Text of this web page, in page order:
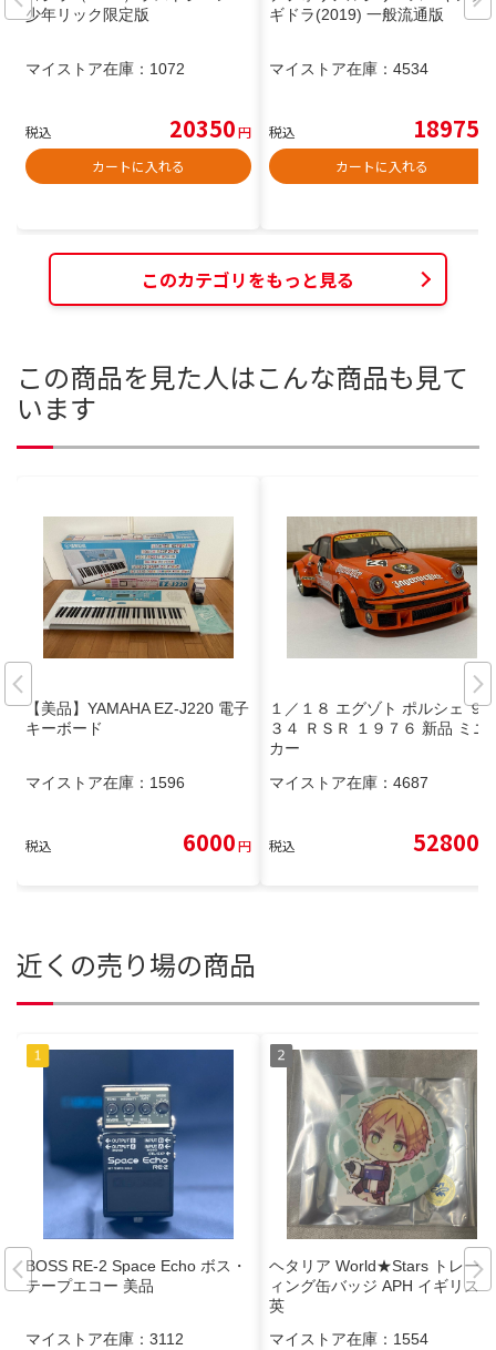
少年リック限定版
マイストア在庫： 1072
税込 20350円
カートに入れる
ギドラ(2019) 一般流通版
マイストア在庫： 4534
税込 18975
カートに入れる
このカテゴリをもっと見る
この商品を見た人はこんな商品も見て
います
【美品】YAMAHA EZ-J220 電子
キーボード
マイストア在庫： 1596
税込 6000円
１／１８ エグゾト ポルシェ ９
３４ ＲＳＲ １９７６ 新品 ミニ
カー
マイストア在庫： 4687
税込 52800
近くの売り場の商品
BOSS RE-2 Space Echo ボス・
テープエコー 美品
マイストア在庫： 3112
ヘタリア World★Stars トレーデ
ィング缶バッジ APH イギリス
英
マイストア在庫： 1554